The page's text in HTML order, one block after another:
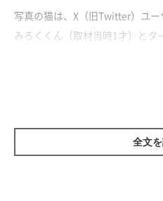
写真の猫は、X（旧Twitter）ユー
みろくくん（取材当時1才）とタ
とターラちゃんが「早くスイッ
のだとか。「ごめん」と思いつ
全文